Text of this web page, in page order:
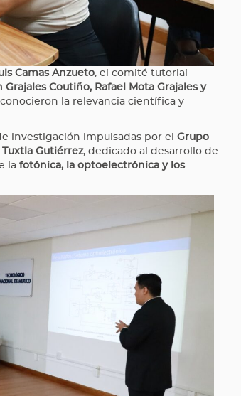
Camas Anzueto, el comité tutorial
Grajales Coutiño, Rafael Mota Grajales y
la relevancia científica y
investigación impulsadas por el Grupo
Gutiérrez, dedicado al desarrollo de
la fotónica, la optoelectrónica y los